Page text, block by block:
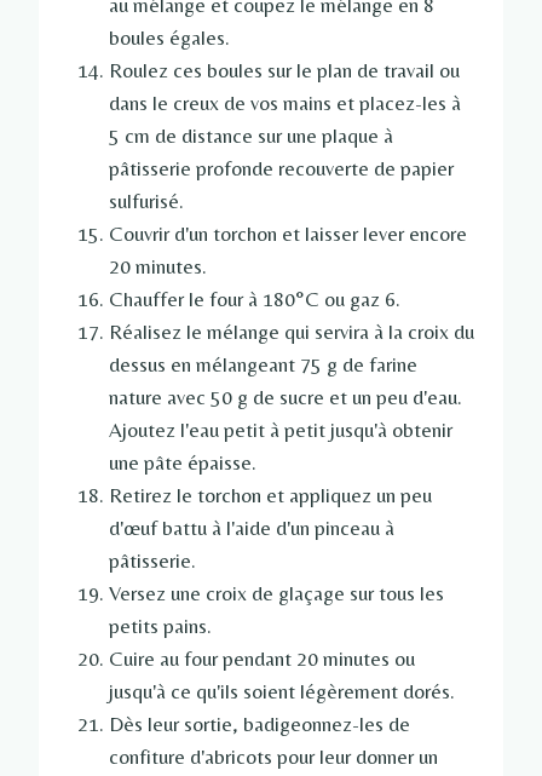
au mélange et coupez le mélange en 8
boules égales.
Roulez ces boules sur le plan de travail ou
dans le creux de vos mains et placez-les à
5 cm de distance sur une plaque à
pâtisserie profonde recouverte de papier
sulfurisé.
Couvrir d'un torchon et laisser lever encore
20 minutes.
Chauffer le four à 180°C ou gaz 6.
Réalisez le mélange qui servira à la croix du
dessus en mélangeant 75 g de farine
nature avec 50 g de sucre et un peu d'eau.
Ajoutez l'eau petit à petit jusqu'à obtenir
une pâte épaisse.
Retirez le torchon et appliquez un peu
d'œuf battu à l'aide d'un pinceau à
pâtisserie.
Versez une croix de glaçage sur tous les
petits pains.
Cuire au four pendant 20 minutes ou
jusqu'à ce qu'ils soient légèrement dorés.
Dès leur sortie, badigeonnez-les de
confiture d'abricots pour leur donner un